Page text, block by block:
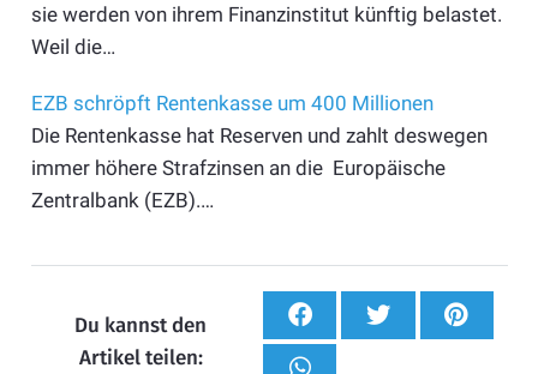
sie werden von ihrem Finanzinstitut künftig belastet.
Weil die…
EZB schröpft Rentenkasse um 400 Millionen
Die Rentenkasse hat Reserven und zahlt deswegen
immer höhere Strafzinsen an die Europäische
Zentralbank (EZB).…
Du kannst den
Artikel teilen: